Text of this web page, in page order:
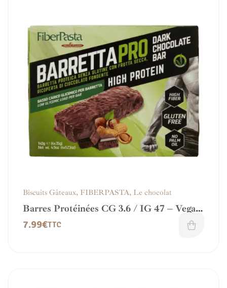
Biscuits Gâteaux, FIBERPASTA, Le chocolat
Barres Protéinées CG 3.6 / IG 47 – Vegan
et sans Gluten
7.99€TTC